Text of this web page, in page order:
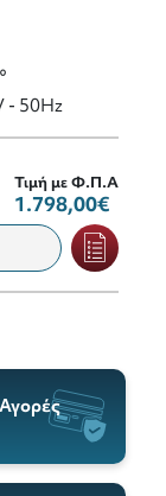
- 50Hz
Τιμή με Φ.Π.Α
1.798,00€